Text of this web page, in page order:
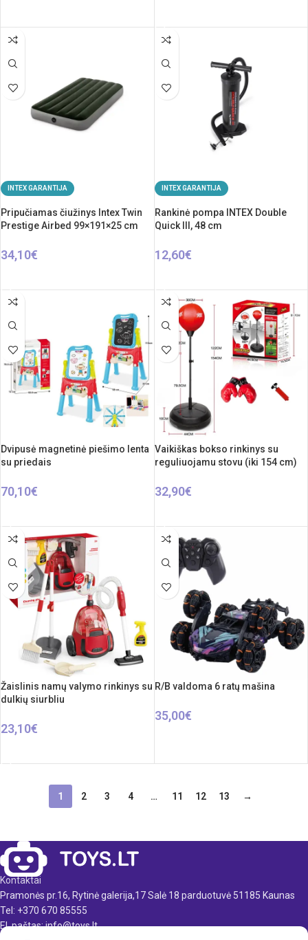
INTEX GARANTIJA
Pripučiamas čiužinys Intex Twin
Prestige Airbed 99×191×25 cm
34,10€
INTEX GARANTIJA
Rankinė pompa INTEX Double
Quick III, 48 cm
12,60€
Dvipusė magnetinė piešimo lenta
su priedais
70,10€
Vaikiškas bokso rinkinys su
reguliuojamu stovu (iki 154 cm)
32,90€
Žaislinis namų valymo rinkinys su
dulkių siurbliu
23,10€
R/B valdoma 6 ratų mašina
35,00€
1 2 3 4 … 11 12 13 →
Kontaktai
Pramonės pr.16, Rytinė galerija,17 Salė 18 parduotuvė 51185 Kaunas
Tel: +370 670 85555
El. paštas: info@toys.lt